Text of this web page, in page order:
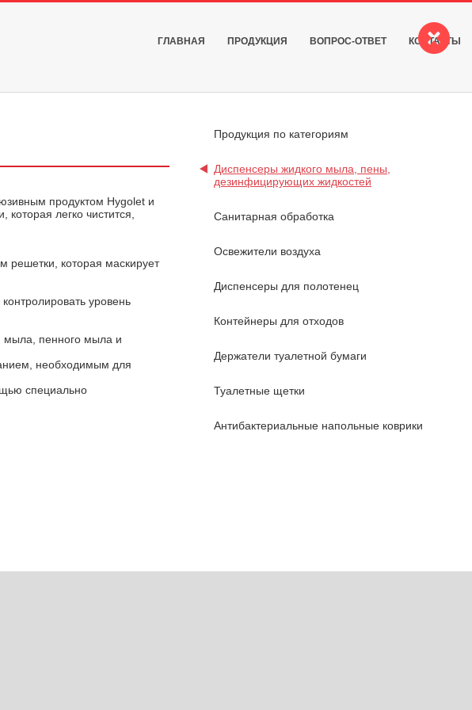
ГЛАВНАЯ ПРОДУКЦИЯ ВОПРОС-ОТВЕТ КОНТАКТЫ
продуктом Hygolet и
легко чистится,
решетки, которая маскирует
уровень
мыла, пенного мыла и
необходимым для
специально
Продукция по категориям
Диспенсеры жидкого мыла, пены,
дезинфицирующих жидкостей
Санитарная обработка
Освежители воздуха
Диспенсеры для полотенец
Контейнеры для отходов
Держатели туалетной бумаги
Туалетные щетки
Антибактериальные напольные коврики